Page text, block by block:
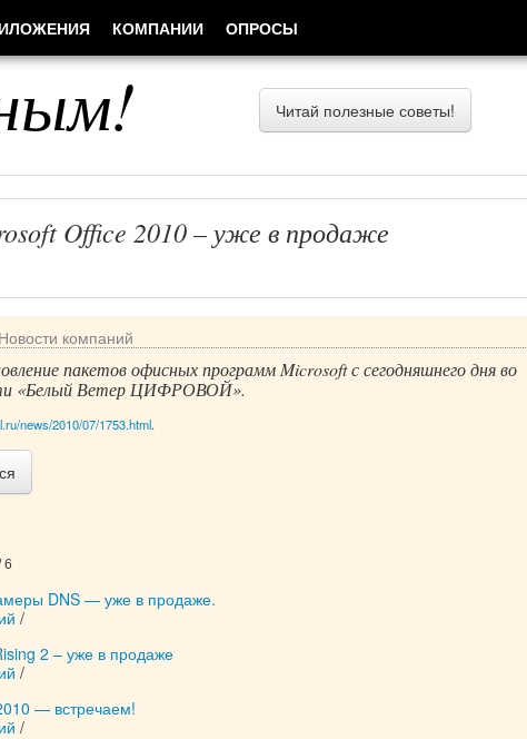
Читай полезные советы!
Office 2010 – уже в продаже
Новости компаний
пакетов офисных программ Microsoft с сегодняшнего дня во
«Белый Ветер ЦИФРОВОЙ».
news/2010/07/1753.html.
DNS — уже в продаже.
/
2 – уже в продаже
/
— встречаем!
/
КОМПАНИИ ОПРОСЫ